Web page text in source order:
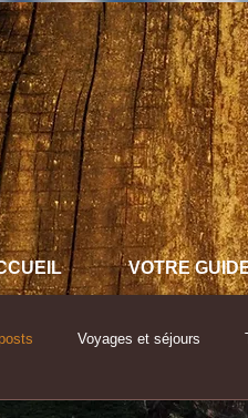
VOTRE
Voyages et séjours